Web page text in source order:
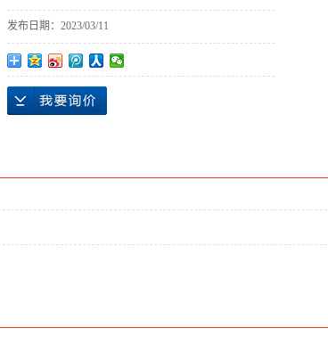
发布日期： 2023/03/11